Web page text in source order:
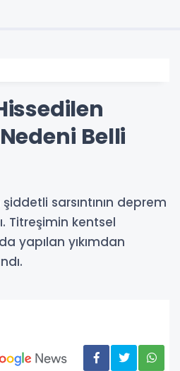
Belli
sarsıntının deprem
Titreşimin kentsel
yapılan yıkımdan